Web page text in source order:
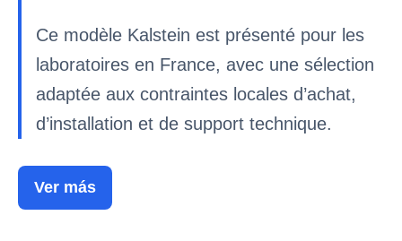
Ce modèle Kalstein est présenté pour les
laboratoires en France, avec une sélection
adaptée aux contraintes locales d’achat,
d’installation et de support technique.
Ver más